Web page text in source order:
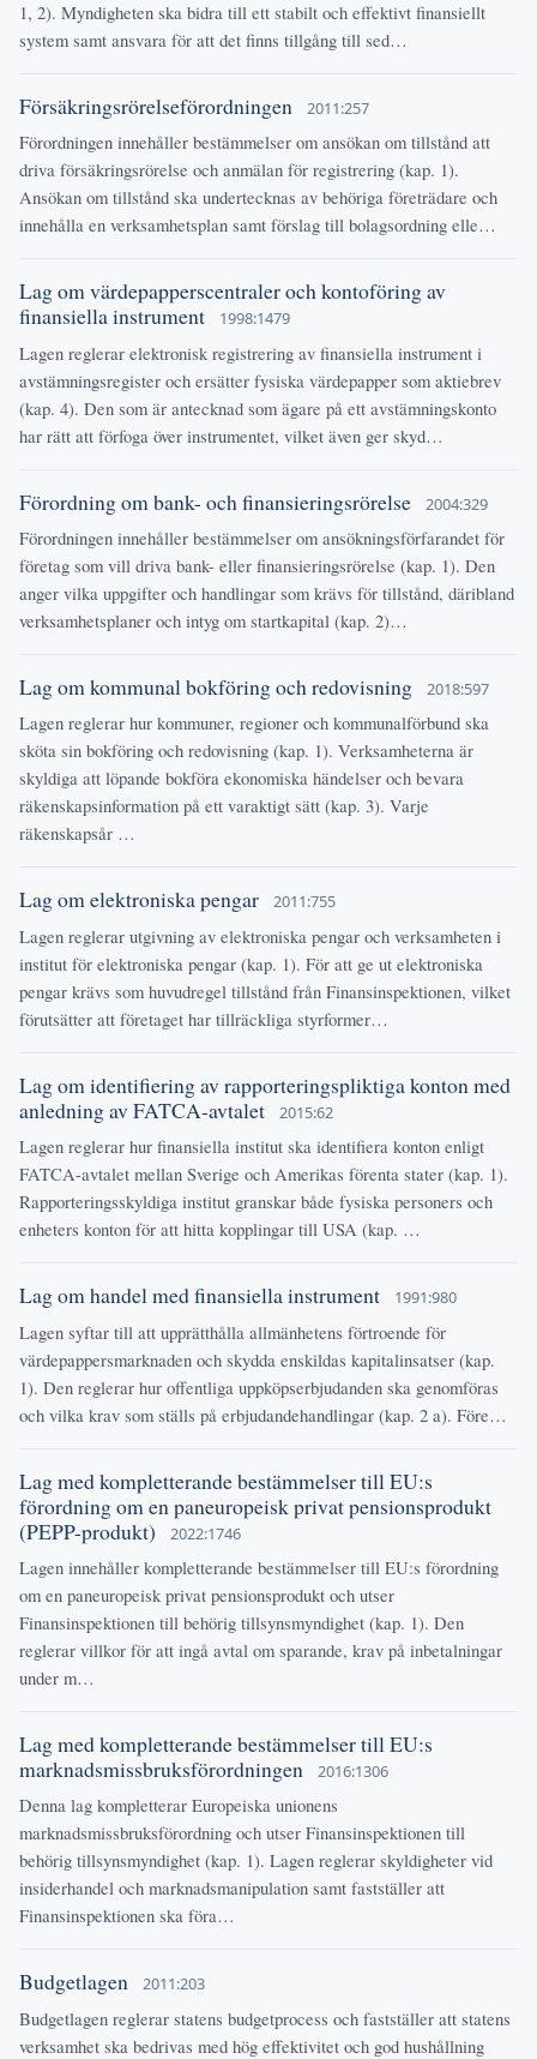
1, 2). Myndigheten ska bidra till ett stabilt och effektivt finansiellt
system samt ansvara för att det finns tillgång till sed…
Försäkringsrörelseförordningen 2011:257
Förordningen innehåller bestämmelser om ansökan om tillstånd att
driva försäkringsrörelse och anmälan för registrering (kap. 1).
Ansökan om tillstånd ska undertecknas av behöriga företrädare och
innehålla en verksamhetsplan samt förslag till bolagsordning elle…
Lag om värdepapperscentraler och kontoföring av
finansiella instrument
1998:1479
Lagen reglerar elektronisk registrering av finansiella instrument i
avstämningsregister och ersätter fysiska värdepapper som aktiebrev
(kap. 4). Den som är antecknad som ägare på ett avstämningskonto
har rätt att förfoga över instrumentet, vilket även ger skyd…
Förordning om bank- och finansieringsrörelse 2004:329
Förordningen innehåller bestämmelser om ansökningsförfarandet för
företag som vill driva bank- eller finansieringsrörelse (kap. 1). Den
anger vilka uppgifter och handlingar som krävs för tillstånd, däribland
verksamhetsplaner och intyg om startkapital (kap. 2)…
Lag om kommunal bokföring och redovisning 2018:597
Lagen reglerar hur kommuner, regioner och kommunalförbund ska
sköta sin bokföring och redovisning (kap. 1). Verksamheterna är
skyldiga att löpande bokföra ekonomiska händelser och bevara
räkenskapsinformation på ett varaktigt sätt (kap. 3). Varje
räkenskapsår …
Lag om elektroniska pengar 2011:755
Lagen reglerar utgivning av elektroniska pengar och verksamheten i
institut för elektroniska pengar (kap. 1). För att ge ut elektroniska
pengar krävs som huvudregel tillstånd från Finansinspektionen, vilket
förutsätter att företaget har tillräckliga styrformer…
Lag om identifiering av rapporteringspliktiga konton med
anledning av FATCA-avtalet
2015:62
Lagen reglerar hur finansiella institut ska identifiera konton enligt
FATCA-avtalet mellan Sverige och Amerikas förenta stater (kap. 1).
Rapporteringsskyldiga institut granskar både fysiska personers och
enheters konton för att hitta kopplingar till USA (kap. …
Lag om handel med finansiella instrument 1991:980
Lagen syftar till att upprätthålla allmänhetens förtroende för
värdepappersmarknaden och skydda enskildas kapitalinsatser (kap.
1). Den reglerar hur offentliga uppköpserbjudanden ska genomföras
och vilka krav som ställs på erbjudandehandlingar (kap. 2 a). Före…
Lag med kompletterande bestämmelser till EU:s
förordning om en paneuropeisk privat pensionsprodukt
(PEPP-produkt)
2022:1746
Lagen innehåller kompletterande bestämmelser till EU:s förordning
om en paneuropeisk privat pensionsprodukt och utser
Finansinspektionen till behörig tillsynsmyndighet (kap. 1). Den
reglerar villkor för att ingå avtal om sparande, krav på inbetalningar
under m…
Lag med kompletterande bestämmelser till EU:s
marknadsmissbruksförordningen
2016:1306
Denna lag kompletterar Europeiska unionens
marknadsmissbruksförordning och utser Finansinspektionen till
behörig tillsynsmyndighet (kap. 1). Lagen reglerar skyldigheter vid
insiderhandel och marknadsmanipulation samt fastställer att
Finansinspektionen ska föra…
Budgetlagen 2011:203
Budgetlagen reglerar statens budgetprocess och fastställer att statens
verksamhet ska bedrivas med hög effektivitet och god hushållning